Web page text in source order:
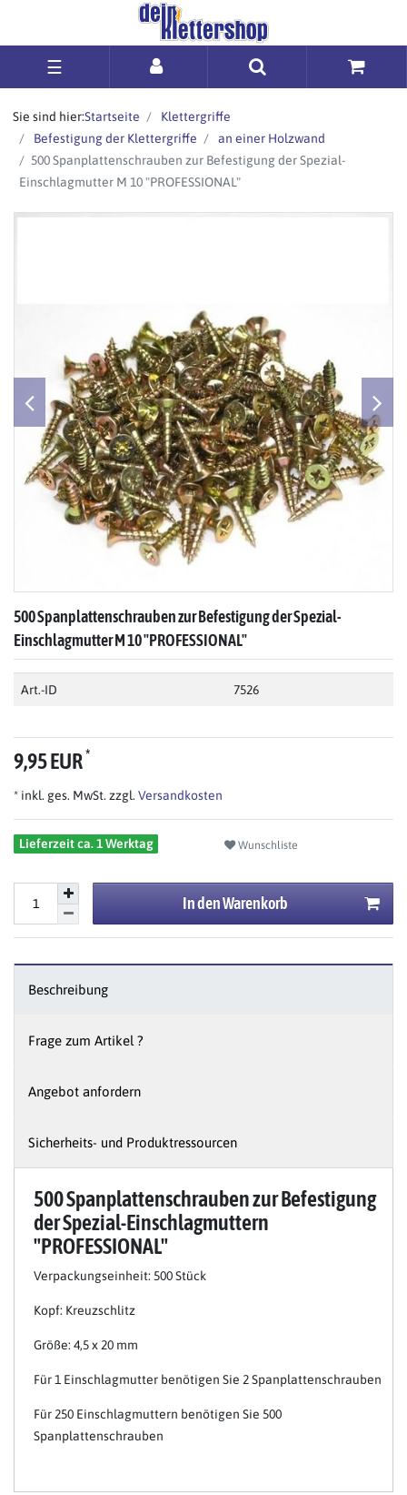
☰
Sie sind hier:Startseite
Klettergriffe
Befestigung der Klettergriffe
an einer Holzwand
500 Spanplattenschrauben zur Befestigung der Spezial-
Einschlagmutter M 10 "PROFESSIONAL"
500 Spanplattenschrauben zur Befestigung der Spezial-
Einschlagmutter M 10 "PROFESSIONAL"
Art.-ID 7526
9,95 EUR*
* inkl. ges. MwSt. zzgl. Versandkosten
Lieferzeit ca. 1 Werktag Wunschliste
In den Warenkorb
Beschreibung
Frage zum Artikel ?
Angebot anfordern
Sicherheits- und Produktressourcen
500 Spanplattenschrauben zur Befestigung
der Spezial-Einschlagmuttern
"PROFESSIONAL"
Verpackungseinheit: 500 Stück
Kopf: Kreuzschlitz
Größe: 4,5 x 20 mm
Für 1 Einschlagmutter benötigen Sie 2 Spanplattenschrauben
Für 250 Einschlagmuttern benötigen Sie 500
Spanplattenschrauben